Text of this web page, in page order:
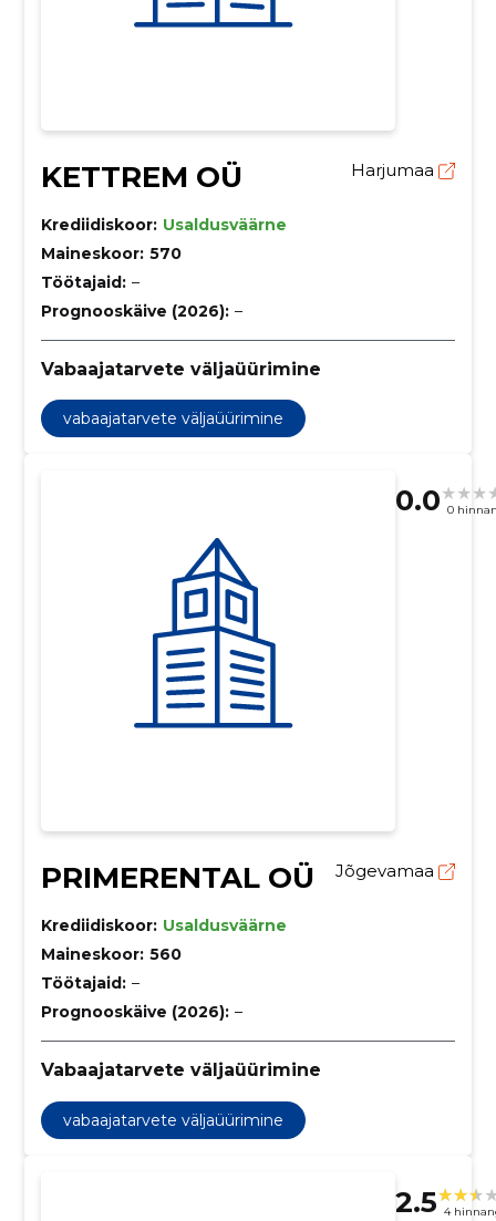
KETTREM OÜ Harjumaa
Krediidiskoor: Usaldusväärne
Maineskoor: 570
Töötajaid: –
Prognooskäive (2026): –
Vabaajatarvete väljaüürimine
vabaajatarvete väljaüürimine
0.0 0
PRIMERENTAL OÜ Jõgevamaa
Krediidiskoor: Usaldusväärne
Maineskoor: 560
Töötajaid: –
Prognooskäive (2026): –
Vabaajatarvete väljaüürimine
vabaajatarvete väljaüürimine
2.5 4